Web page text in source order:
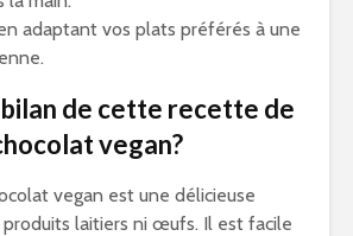
adaptant vos plats préférés à une
de cette recette de
vegan?
vegan est une délicieuse
laitiers ni œufs. Il est facile